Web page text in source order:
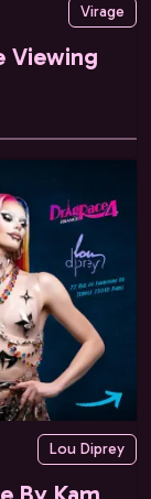
Virage
Viewing
Lou Diprey